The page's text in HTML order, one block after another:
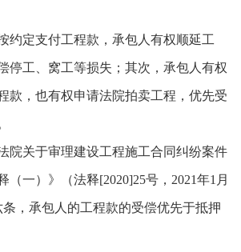
约定支付工程款，承包人有权顺延工
停工、窝工等损失；其次，承包人有权
款，也有权申请法院拍卖工程，优先受
院关于审理建设工程施工合同纠纷案件
（一）》（法释[2020]25号，2021年1月
，承包人的工程款的受偿优先于抵押